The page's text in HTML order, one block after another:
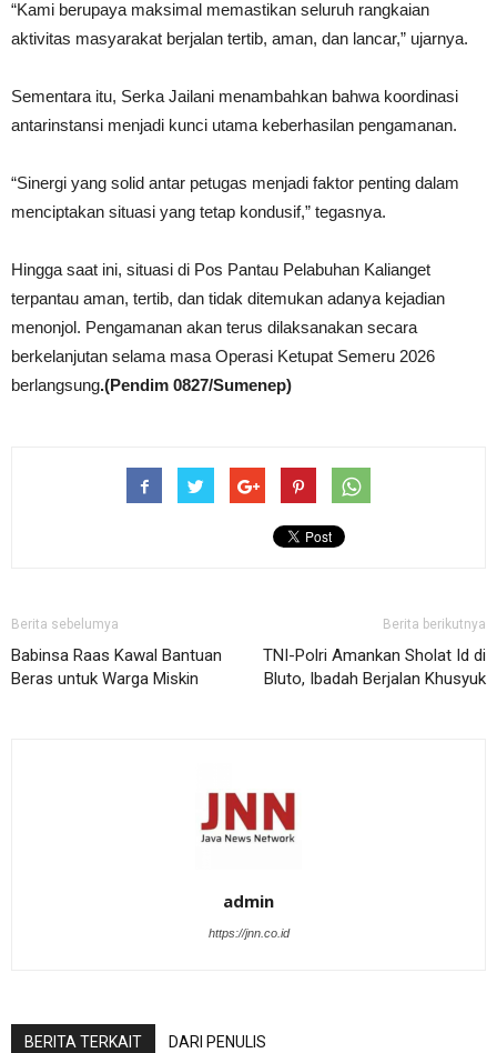
“Kami berupaya maksimal memastikan seluruh rangkaian
aktivitas masyarakat berjalan tertib, aman, dan lancar,” ujarnya.
Sementara itu, Serka Jailani menambahkan bahwa koordinasi
antarinstansi menjadi kunci utama keberhasilan pengamanan.
“Sinergi yang solid antar petugas menjadi faktor penting dalam
menciptakan situasi yang tetap kondusif,” tegasnya.
Hingga saat ini, situasi di Pos Pantau Pelabuhan Kalianget
terpantau aman, tertib, dan tidak ditemukan adanya kejadian
menonjol. Pengamanan akan terus dilaksanakan secara
berkelanjutan selama masa Operasi Ketupat Semeru 2026
berlangsung.(Pendim 0827/Sumenep)
Berita sebelumya
Babinsa Raas Kawal Bantuan
Beras untuk Warga Miskin
Berita berikutnya
TNI-Polri Amankan Sholat Id di
Bluto, Ibadah Berjalan Khusyuk
admin
https://jnn.co.id
BERITA TERKAIT DARI PENULIS